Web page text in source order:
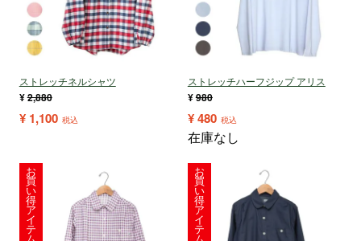
ストレッチネルシャツ
¥2,880
¥ 1,100 税込
ストレッチハーフジップ アリス
¥980
¥480 税込
在庫なし
お
買
い
得
ア
イ
テ
お
買
い
得
ア
イ
テ